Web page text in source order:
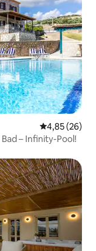
4,85 (26)
– Infinity-Pool!